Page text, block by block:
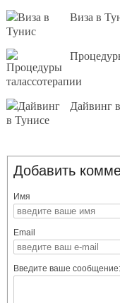
Виза в
Дайвинг
Добавить
Имя
Email
Введите ваше сообщение: